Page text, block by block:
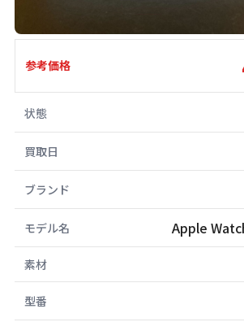
参考価格
状態
買取日
ブランド
モデル名 Apple
素材
型番